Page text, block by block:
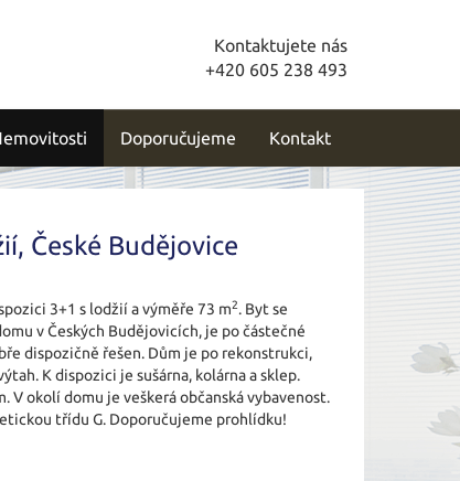
Kontaktujete nás
+420 605 238 493
Doporučujeme Kontakt
České Budějovice
3+1 s lodžií a výměře 73 m2. Byt se
v Českých Budějovicích, je po částečné
dispozičně řešen. Dům je po rekonstrukci,
K dispozici je sušárna, kolárna a sklep.
V okolí domu je veškerá občanská vybavenost.
třídu G. Doporučujeme prohlídku!